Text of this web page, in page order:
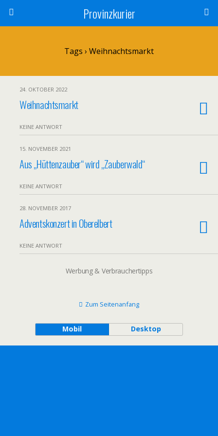
Provinzkurier
Tags › Weihnachtsmarkt
24. OKTOBER 2022
Weihnachtsmarkt
KEINE ANTWORT
15. NOVEMBER 2021
Aus „Hüttenzauber“ wird „Zauberwald“
KEINE ANTWORT
28. NOVEMBER 2017
Adventskonzert in Oberelbert
KEINE ANTWORT
Werbung & Verbrauchertipps
Zum Seitenanfang
Mobil Desktop